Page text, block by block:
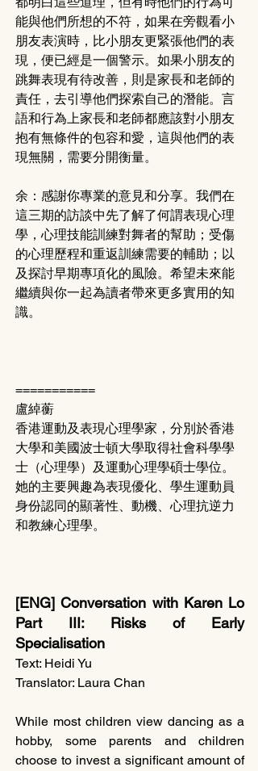
能與他們所想的不符，如果在旁觀看小
朋友表演時，比小朋友更緊張他們的表
現，便已經是一個警示。如果小朋友的
跳舞表現有待改善，則是家長和老師的
責任，去引導他們探索自己的潛能。言
語和行為上家長和老師都應該對小朋友
抱有無條件的包容和愛，這與他們的表
現無關，需要分開衡量。
余：感謝你專業的意見和分享。我們在
這三期的訪談中先了解了何謂表現心理
學，心理技能訓練對舞者的幫助；受傷
的心理歷程和重返訓練需要的輔助；以
及探討早期專項化的風險。希望未來能
繼續與你一起為讀者帶來更多實用的知
識。
===========
盧綽蘅
香港運動及表現心理學家，分別於香港
大學和美國波士頓大學取得社會科學學
士（心理學）及運動心理學碩士學位。
她的主要興趣為表現優化、學生運動員
身份認同的顯著性、動機、心理抗逆力
[ENG] Conversation with Karen Lo
Part III: Risks of Early
Specialisation
Text: Heidi Yu
Translator: Laura Chan
While most children view dancing as a
hobby, some parents and children
choose to invest a significant amount of